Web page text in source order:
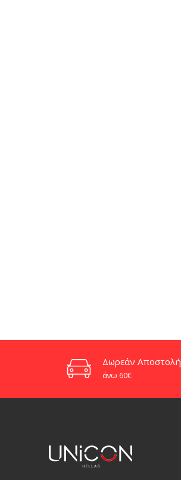
Δωρεάν Αποστολή
άνω 60€